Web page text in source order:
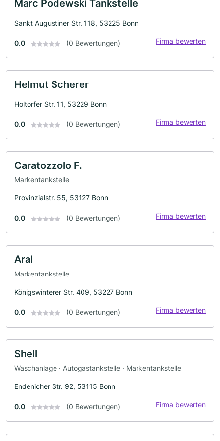
Marc Podewski Tankstelle
Sankt Augustiner Str. 118, 53225 Bonn
0.0 (0 Bewertungen) Firma bewerten
Helmut Scherer
Holtorfer Str. 11, 53229 Bonn
0.0 (0 Bewertungen) Firma bewerten
Caratozzolo F.
Markentankstelle
Provinzialstr. 55, 53127 Bonn
0.0 (0 Bewertungen) Firma bewerten
Aral
Markentankstelle
Königswinterer Str. 409, 53227 Bonn
0.0 (0 Bewertungen) Firma bewerten
Shell
Waschanlage · Autogastankstelle · Markentankstelle
Endenicher Str. 92, 53115 Bonn
0.0 (0 Bewertungen) Firma bewerten